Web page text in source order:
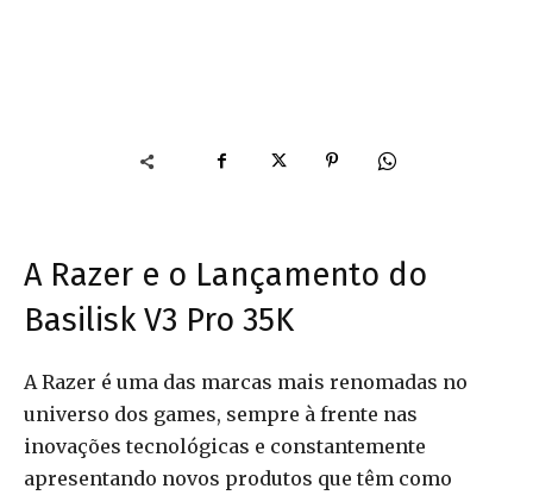
A Razer e o Lançamento do
Basilisk V3 Pro 35K
A Razer é uma das marcas mais renomadas no
universo dos games, sempre à frente nas
inovações tecnológicas e constantemente
apresentando novos produtos que têm como